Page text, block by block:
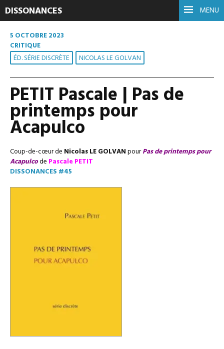
MENU
DISSONANCES
5 OCTOBRE 2023
CRITIQUE
ÉD. SÉRIE DISCRÈTE NICOLAS LE GOLVAN
PETIT Pascale | Pas de
printemps pour
Acapulco
Coup-de-cœur de Nicolas LE GOLVANpourPas de printemps pour
Acapulcode Pascale PETIT
DISSONANCES #45